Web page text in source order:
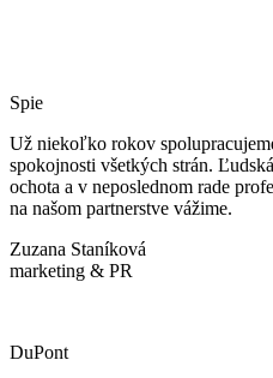
Spie
Už niekoľko rokov
spokojnosti všetkých strán.
ochota a v neposlednom rade
na našom partnerstve vážime.
Zuzana Staníková
marketing & PR
DuPont